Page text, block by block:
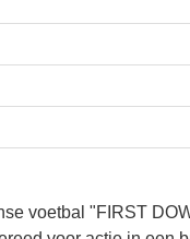
voetbal "FIRST